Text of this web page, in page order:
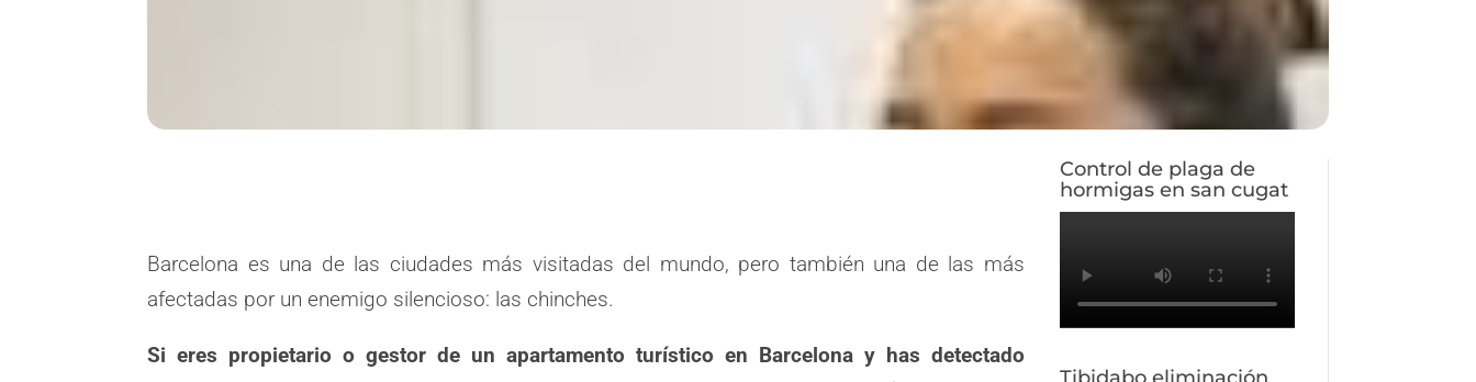
Barcelona es una de las ciudades más visitadas del mundo, pero también una de las más
afectadas por un enemigo silencioso: las chinches.
Si eres propietario o gestor de un apartamento turístico en Barcelona y has detectado
Control de plaga de
hormigas en san cugat
Tibidabo eliminación